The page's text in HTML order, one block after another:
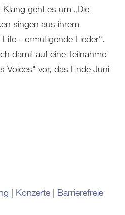
geht es um „Die
singen aus ihrem
- ermutigende Lieder“.
damit auf eine Teilnahme
Voices" vor, das Ende Juni
| Konzerte | Barrierefreie